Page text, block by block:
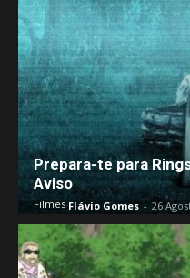
Prepara-te para
Aviso
Filmes Flávio Gomes - 26